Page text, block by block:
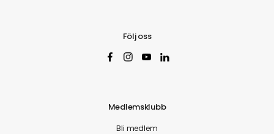
Följ oss
Medlemsklubb
Bli medlem